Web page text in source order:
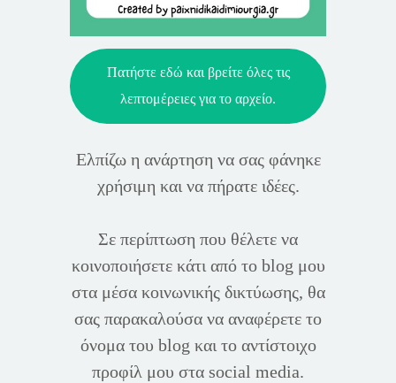
Πατήστε εδώ και βρείτε όλες τις
λεπτομέρειες για το αρχείο.
Ελπίζω η ανάρτηση να σας φάνηκε
χρήσιμη και να πήρατε ιδέες.
Σε περίπτωση που θέλετε να
κοινοποιήσετε κάτι από το blog μου
στα μέσα κοινωνικής δικτύωσης, θα
σας παρακαλούσα να αναφέρετε το
όνομα του blog και το αντίστοιχο
προφίλ μου στα social media.